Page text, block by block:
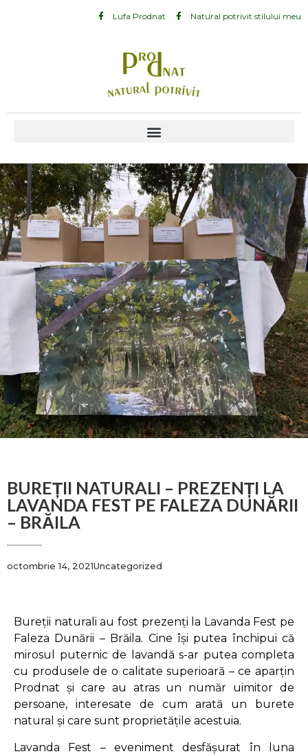
Lufa Prodnat Natural potrivit stilului meu
BUREȚII NATURALI – PREZENȚI LA
LAVANDA FEST PE FALEZA DUNĂRII
– BRĂILA
octombrie 14, 2021Uncategorized
Bureții naturali au fost prezenți la Lavanda Fest pe
Faleza Dunării – Brăila. Cine își putea închipui că
mirosul puternic de lavandă s-ar putea completa
cu produsele de o calitate superioară – ce aparțin
Prodnat și care au atras un număr uimitor de
persoane, interesate de cum arată un burete
natural și care sunt proprietățile acestuia.
Lavanda Fest – eveniment desfășurat în luna